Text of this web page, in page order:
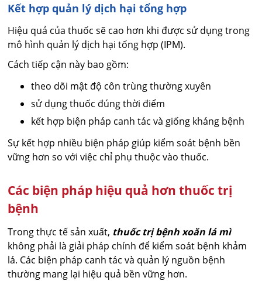
Kết hợp quản lý dịch hại tổng hợp
Hiệu quả của thuốc sẽ cao hơn khi được sử dụng trong
mô hình quản lý dịch hại tổng hợp (IPM).
Cách tiếp cận này bao gồm:
theo dõi mật độ côn trùng thường xuyên
sử dụng thuốc đúng thời điểm
kết hợp biện pháp canh tác và giống kháng bệnh
Sự kết hợp nhiều biện pháp giúp kiểm soát bệnh bền
vững hơn so với việc chỉ phụ thuộc vào thuốc.
Các biện pháp hiệu quả hơn thuốc trị
bệnh
Trong thực tế sản xuất, thuốc trị bệnh xoăn lá mì
không phải là giải pháp chính để kiểm soát bệnh khảm
lá. Các biện pháp canh tác và quản lý nguồn bệnh
thường mang lại hiệu quả bền vững hơn.